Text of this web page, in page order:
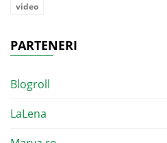
video
PARTENERI
Blogroll
LaLena